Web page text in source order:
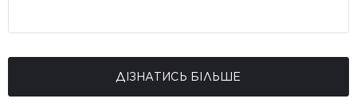
ДІЗНАТИСЬ БІЛЬШЕ